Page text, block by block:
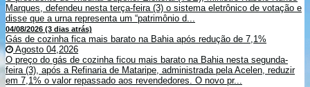
Marques, defendeu nesta terça-feira (3) o sistema eletrônico de votação e
disse que a urna representa um “patrimônio d...
04/08/2026 (3 dias atrás)
Gás de cozinha fica mais barato na Bahia após redução de 7,1%
Agosto 04,2026
O preço do gás de cozinha ficou mais barato na Bahia nesta segunda-
feira (3), após a Refinaria de Mataripe, administrada pela Acelen, reduzir
em 7,1% o valor repassado aos revendedores. O novo pr...